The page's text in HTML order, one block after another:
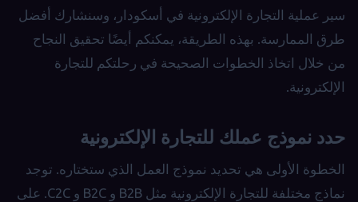
سير عملية التجارة الإلكترونية في أسكودار، وسنشارك أفضل
طرق الممارسة. بهذه الطريقة، يمكنكم أيضًا تحقيق النجاح
من خلال اتخاذ الخطوات الصحيحة في رحلتكم للتجارة
الإلكترونية.
حدد نموذج عملك للتجارة الإلكترونية
الخطوة الأولى هي تحديد نموذج العمل الذي ستختاره. توجد
نماذج مختلفة للتجارة الإلكترونية مثل B2B و B2C و C2C. على